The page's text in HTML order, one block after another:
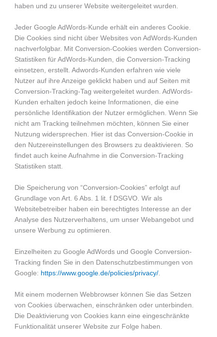
haben und zu unserer Website weitergeleitet wurden.
Jeder Google AdWords-Kunde erhält ein anderes Cookie.
Die Cookies sind nicht über Websites von AdWords-Kunden
nachverfolgbar. Mit Conversion-Cookies werden Conversion-
Statistiken für AdWords-Kunden, die Conversion-Tracking
einsetzen, erstellt. Adwords-Kunden erfahren wie viele
Nutzer auf ihre Anzeige geklickt haben und auf Seiten mit
Conversion-Tracking-Tag weitergeleitet wurden. AdWords-
Kunden erhalten jedoch keine Informationen, die eine
persönliche Identifikation der Nutzer ermöglichen. Wenn Sie
nicht am Tracking teilnehmen möchten, können Sie einer
Nutzung widersprechen. Hier ist das Conversion-Cookie in
den Nutzereinstellungen des Browsers zu deaktivieren. So
findet auch keine Aufnahme in die Conversion-Tracking
Statistiken statt.
Die Speicherung von “Conversion-Cookies” erfolgt auf
Grundlage von Art. 6 Abs. 1 lit. f DSGVO. Wir als
Websitebetreiber haben ein berechtigtes Interesse an der
Analyse des Nutzerverhaltens, um unser Webangebot und
unsere Werbung zu optimieren.
Einzelheiten zu Google AdWords und Google Conversion-
Tracking finden Sie in den Datenschutzbestimmungen von
Google: https://www.google.de/policies/privacy/
Mit einem modernen Webbrowser können Sie das Setzen
von Cookies überwachen, einschränken oder unterbinden.
Die Deaktivierung von Cookies kann eine eingeschränkte
Funktionalität unserer Website zur Folge haben.